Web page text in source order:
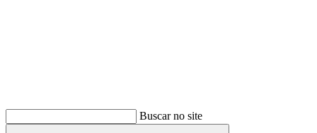
Buscar no site